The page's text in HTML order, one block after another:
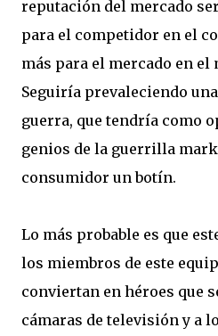
reputación del mercado
para el competidor en el
más para el mercado en el
Seguiría prevaleciendo
guerra, que tendría como
genios de la guerrilla
consumidor un botín.
Lo más probable es que
los miembros de este
conviertan en héroes que
cámaras de televisión y a